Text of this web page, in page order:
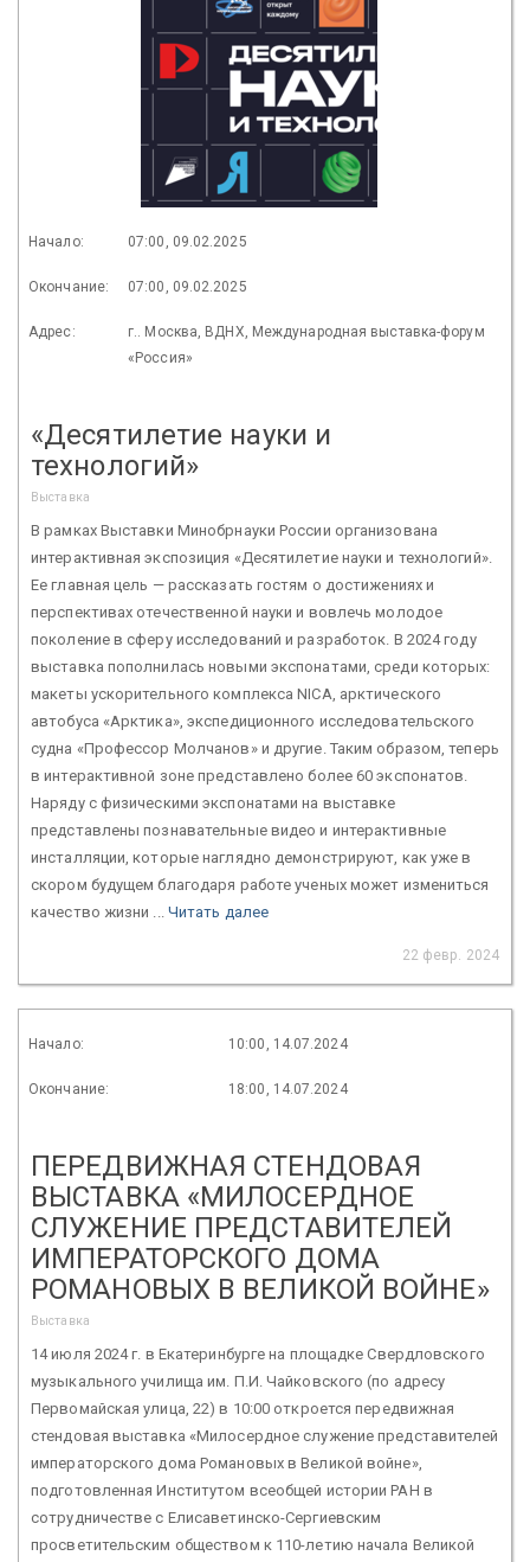
Начало: 07:00, 09.02.2025
Окончание: 07:00, 09.02.2025
Адрес:
г.. Москва, ВДНХ, Международная выставка-форум
«Россия»
«Десятилетие науки и
технологий»
Выставка
В рамках Выставки Минобрнауки России организована
интерактивная экспозиция «Десятилетие науки и технологий».
Ее главная цель — рассказать гостям о достижениях и
перспективах отечественной науки и вовлечь молодое
поколение в сферу исследований и разработок. В 2024 году
выставка пополнилась новыми экспонатами, среди которых:
макеты ускорительного комплекса NICA, арктического
автобуса «Арктика», экспедиционного исследовательского
судна «Профессор Молчанов» и другие. Таким образом, теперь
в интерактивной зоне представлено более 60 экспонатов.
Наряду с физическими экспонатами на выставке
представлены познавательные видео и интерактивные
инсталляции, которые наглядно демонстрируют, как уже в
скором будущем благодаря работе ученых может измениться
качество жизни ... Читать далее
22 февр. 2024
Начало: 10:00, 14.07.2024
Окончание: 18:00, 14.07.2024
ПЕРЕДВИЖНАЯ СТЕНДОВАЯ
ВЫСТАВКА «МИЛОСЕРДНОЕ
СЛУЖЕНИЕ ПРЕДСТАВИТЕЛЕЙ
ИМПЕРАТОРСКОГО ДОМА
РОМАНОВЫХ В ВЕЛИКОЙ ВОЙНЕ»
Выставка
14 июля 2024 г. в Екатеринбурге на площадке Свердловского
музыкального училища им. П.И. Чайковского (по адресу
Первомайская улица, 22) в 10:00 откроется передвижная
стендовая выставка «Милосердное служение представителей
императорского дома Романовых в Великой войне»,
подготовленная Институтом всеобщей истории РАН в
сотрудничестве с Елисаветинско-Сергиевским
просветительским обществом к 110-летию начала Великой